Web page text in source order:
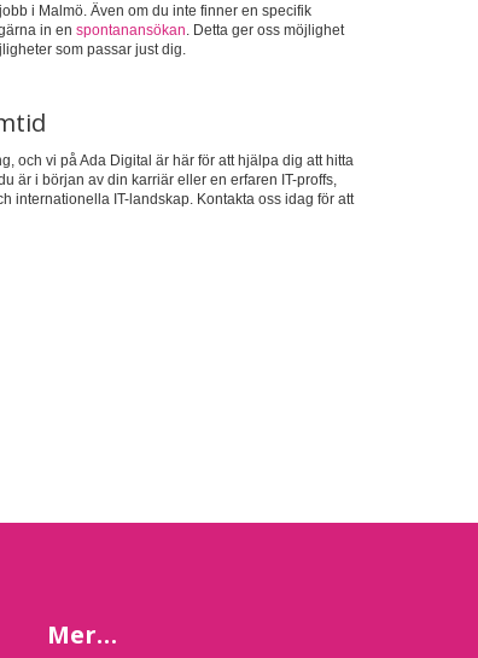
i Malmö. Även om du inte finner en specifik
in en spontanansökan. Detta ger oss möjlighet
som passar just dig.
och vi på Ada Digital är här för att hjälpa dig att hitta
är i början av din karriär eller en erfaren IT-proffs,
internationella IT-landskap. Kontakta oss idag för att
Mer…